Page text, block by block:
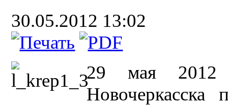
30.05.2012 13:02
29 мая 2012
Новочеркасска